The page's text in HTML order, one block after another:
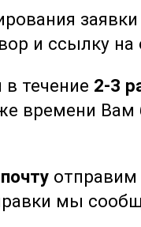
а
заявки
и ссылку на
течение 2-3
времени Вам
отправим
мы